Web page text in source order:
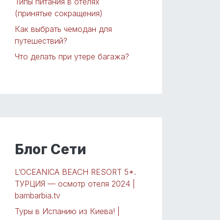
(принятые сокращения)
Как выбрать чемодан для
путешествий?
Что делать при утере багажа?
Блог Сети
L’OCEANICA BEACH RESORT 5*.
ТУРЦИЯ — осмотр отеля 2024 |
bambarbia.tv
Туры в Испанию из Киева! |